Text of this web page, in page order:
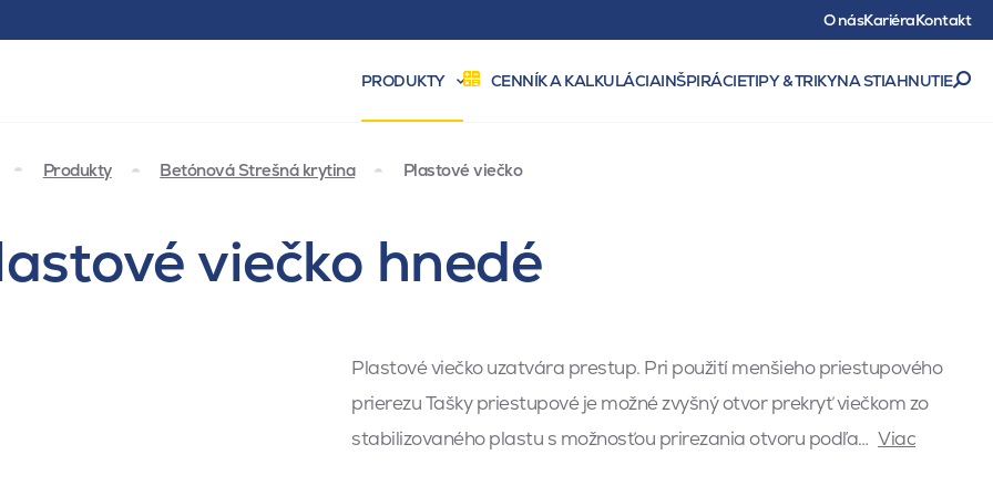
O násKariéraKontakt
PRODUKTY CENNÍK A KALKULÁCIAINŠPIRÁCIETIPY & TRIKYNA STIAHNUTIE
Produkty Betónová Strešná krytina Plastové viečko
viečko hnedé
Plastové viečko uzatvára prestup. Pri použití menšieho priestupového
prierezu Tašky priestupové je možné zvyšný otvor prekryť viečkom zo
stabilizovaného plastu s možnosťou prirezania otvoru podľa… Viac